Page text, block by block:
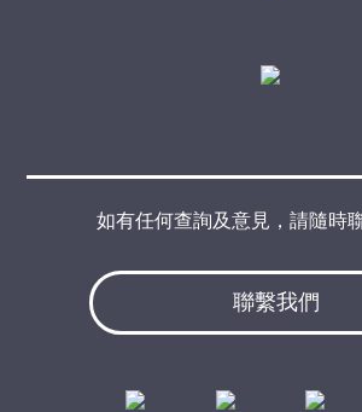
聯繫我們
如有任何查詢及意見，請隨時